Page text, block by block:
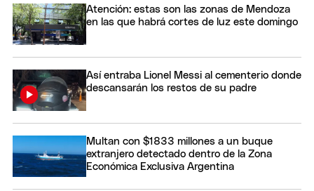
Atención: estas son las zonas de Mendoza
en las que habrá cortes de luz este domingo
Así entraba Lionel Messi al cementerio donde
descansarán los restos de su padre
Multan con $1833 millones a un buque
extranjero detectado dentro de la Zona
Económica Exclusiva Argentina